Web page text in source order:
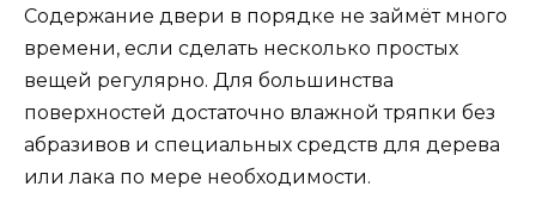
Содержание двери в порядке не займёт много
времени, если сделать несколько простых
вещей регулярно. Для большинства
поверхностей достаточно влажной тряпки без
абразивов и специальных средств для дерева
или лака по мере необходимости.